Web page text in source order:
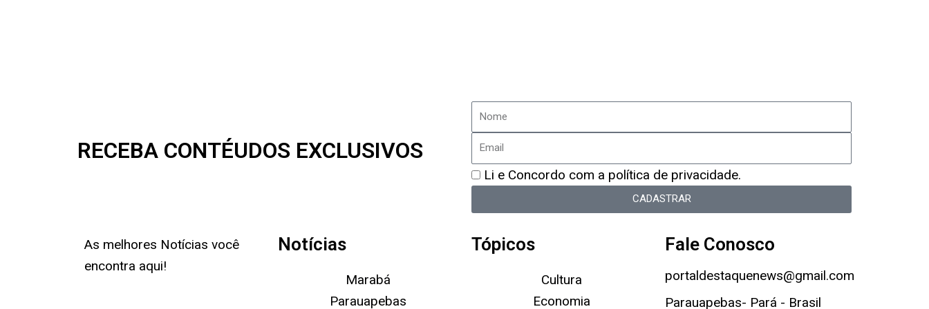
RECEBA CONTÉUDOS EXCLUSIVOS
Nome
Email
Política
Privacidade
Li e Concordo com a política de privacidade.
CADASTRAR
As melhores Notícias você
encontra aqui!
Notícias
Marabá
Parauapebas
Tópicos
Cultura
Economia
Fale Conosco
portaldestaquenews@gmail.com
Parauapebas- Pará - Brasil